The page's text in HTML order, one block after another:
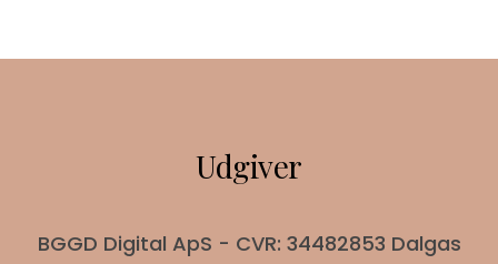
Udgiver
BGGD Digital ApS - CVR: 34482853 Dalgas